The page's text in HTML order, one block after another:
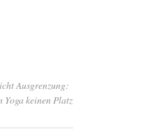
Ausgrenzung:
keinen Platz